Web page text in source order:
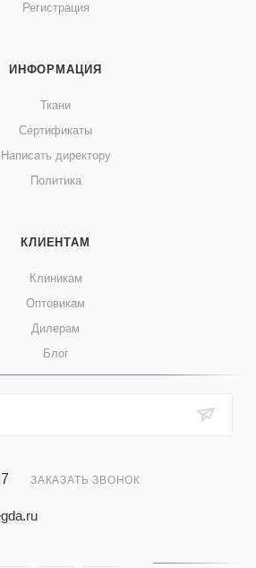
Регистрация
ИНФОРМАЦИЯ
Ткани
Сертификаты
Написать директору
Политика
КЛИЕНТАМ
Клиникам
Оптовикам
Дилерам
Блог
ЗАКАЗАТЬ ЗВОНОК